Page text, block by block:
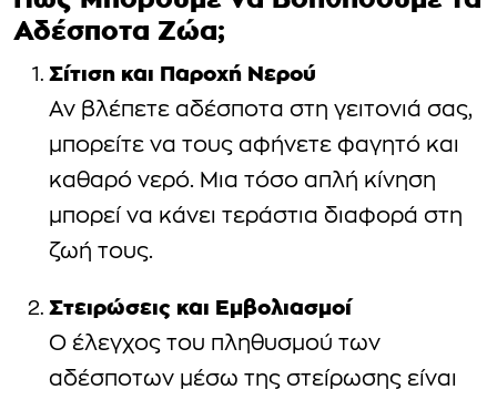
Αδέσποτα Ζώα;
Σίτιση και Παροχή Νερού
Αν βλέπετε αδέσποτα στη γειτονιά σας,
μπορείτε να τους αφήνετε φαγητό και
καθαρό νερό. Μια τόσο απλή κίνηση
μπορεί να κάνει τεράστια διαφορά στη
ζωή τους.
Στειρώσεις και Εμβολιασμοί
Ο έλεγχος του πληθυσμού των
αδέσποτων μέσω της στείρωσης είναι